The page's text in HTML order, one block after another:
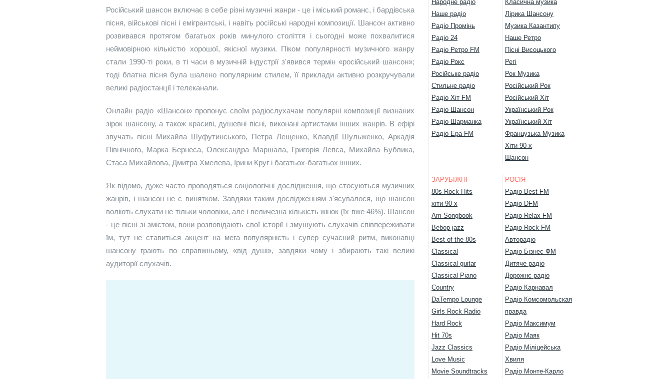
Російський шансон включає в себе різні музичні жанри - це і міський романс, і бардівська
пісня, військові пісні і емігрантські, і навіть російські народні композиції. Шансон активно
розвивався протягом багатьох років минулого століття і сьогодні може похвалитися
неймовірною кількістю хорошої, якісної музики. Піком популярності музичного жанру
стали 1990-ті роки, в ті часи в музичній індустрії з'явився термін «російський шансон»;
тоді блатна пісня була шалено популярним стилем, її приклади активно розкручували
великі радіостанції і телеканали.
Онлайн радіо «Шансон» пропонує своїм радіослухачам популярні композиції визнаних
зірок шансону, а також красиві, душевні пісні, виконані артистами інших жанрів. В ефірі
звучать пісні Михайла Шуфутинського, Петра Лещенко, Клавдії Шульженко, Аркадія
Північного, Марка Бернеса, Олександра Маршала, Григорія Лепса, Михайла Бублика,
Стаса Михайлова, Дмитра Хмелева, Ірини Круг і багатьох-багатьох інших.
Як відомо, дуже часто проводяться соціологічні дослідження, що стосуються музичних
жанрів, і шансон не є винятком. Завдяки таким дослідженням з'ясувалося, що шансон
воліють слухати не тільки чоловіки, але і величезна кількість жінок (їх вже 46%). Шансон
- це пісні зі змістом, вони розповідають свої історії і змушують слухачів співпереживати
їм, тут не ставиться акцент на мега популярність і супер сучасний ритм, виконавці
шансону грають по справжньому, «від душі», завдяки чому і збирають такі великі
аудиторії слухачів.
Народне радіо
Наше радіо
Радіо Промінь
Радіо 24
Радіо Ретро FM
Радіо Рокс
Російське радіо
Стильне радіо
Радіо Хіт FM
Радіо Шансон
Радіо Шарманка
Радіо Ера FM
Класична музика
Лірика Шансону
Музика Казантипу
Наше Ретро
Пісні Висоцького
Регі
Рок Музика
Російський Рок
Російський Хіт
Український Рок
Український Хіт
Французька Музика
Хіти 90-х
Шансон
ЗАРУБІЖНІ
80s Rock Hits
хіти 90-х
Am Songbook
Bebop jazz
Best of the 80s
Classical
Classical guitar
Classical Piano
Country
DaTempo Lounge
Girls Rock Radio
Hard Rock
Hit 70s
Jazz Classics
Love Music
Movie Soundtracks
РОСІЯ
Радіо Best FM
Радіо DFM
Радіо Relax FM
Радіо Rock FM
Авторадіо
Радіо Бізнес ФМ
Дитяче радіо
Дорожнє радіо
Радіо Карнавал
Радіо Комсомольская
правда
Радіо Максимум
Радіо Маяк
Радіо Міліцейська
Хвиля
Радіо Монте-Карло